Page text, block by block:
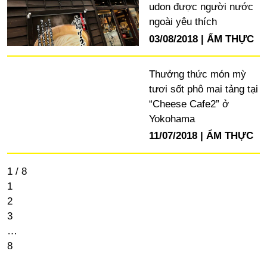
udon được người nước
ngoài yêu thích
03/08/2018
ẨM THỰC
Thưởng thức món mỳ
tươi sốt phô mai tảng tại
“Cheese Cafe2” ở
Yokohama
11/07/2018
ẨM THỰC
1 / 8
1
2
3
…
8